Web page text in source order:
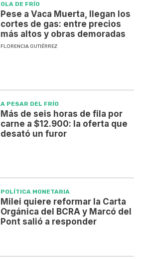
OLA DE FRÍO
Pese a Vaca Muerta, llegan los
cortes de gas: entre precios
más altos y obras demoradas
FLORENCIA GUTIÉRREZ
A PESAR DEL FRÍO
Más de seis horas de fila por
carne a $12.900: la oferta que
desató un furor
POLÍTICA MONETARIA
Milei quiere reformar la Carta
Orgánica del BCRA y Marcó del
Pont salió a responder